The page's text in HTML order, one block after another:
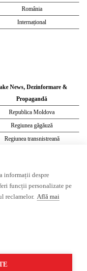
România
Internațional
News, Dezinformare &
Propagandă
Republica Moldova
Regiunea găgăuză
Regiunea transnistreană
Multimedia
informații despre
funcții personalizate pe
reclamelor. Află mai